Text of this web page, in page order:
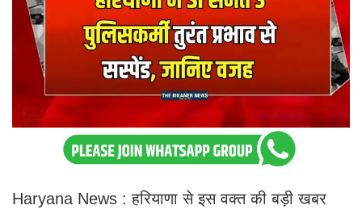
Haryana News : हरियाणा से इस वक्त की बड़ी खबर